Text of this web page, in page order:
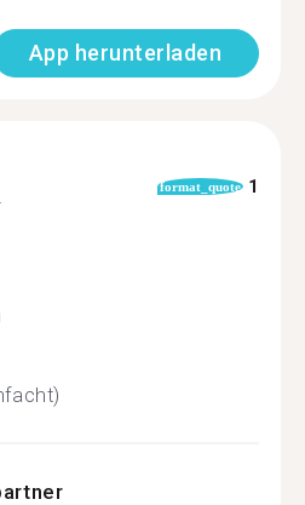
App herunterladen
format_quote 1